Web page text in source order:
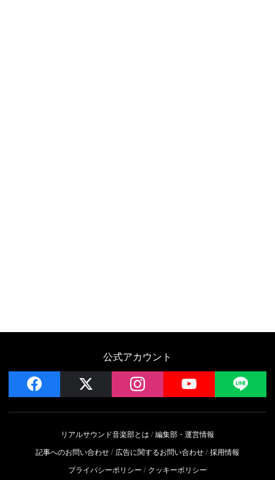
公式アカウント
facebook instagram YouTube
リアルサウンド音楽部とは
編集部・運営情報
記事へのお問い合わせ
広告に関するお問い合わせ 採用情報
プライバシーポリシー
クッキーポリシー